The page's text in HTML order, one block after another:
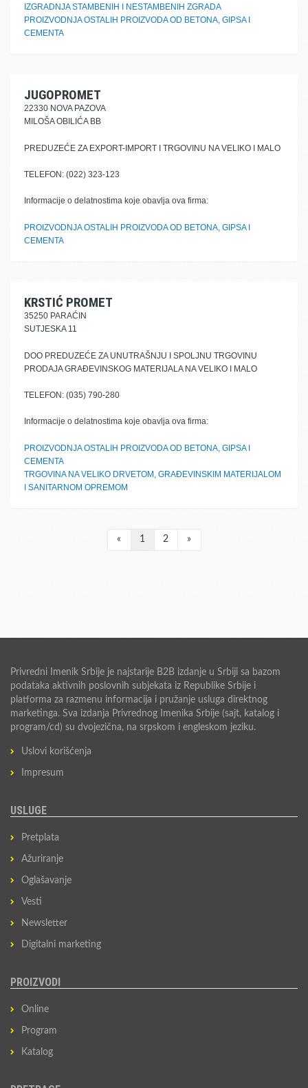
IZGRADNJA STAMBENIH I NESTAMBENIH ZGRADA
PROIZVODNJA OSTALIH PROIZVODA OD BETONA, GIPSA I
CEMENTA
JUGOPROMET
22330 NOVA PAZOVA
MILOŠA OBILIĆA BB
PREDUZEĆE ZA EXPORT-IMPORT I TRGOVINU NA VELIKO I MALO
TELEFON: (022) 323-123
Informacije o delatnostima koje obavlja ova firma:
PROIZVODNJA OSTALIH PROIZVODA OD BETONA, GIPSA I
CEMENTA
KRSTIĆ PROMET
35250 PARAĆIN
SUTJESKA 11
DOO PREDUZEĆE ZA UNUTRAŠNJU I SPOLJNU TRGOVINU
PRODAJA GRAĐEVINSKOG MATERIJALA NA VELIKO I MALO
TELEFON: (035) 790-280
Informacije o delatnostima koje obavlja ova firma:
PROIZVODNJA OSTALIH PROIZVODA OD BETONA, GIPSA I
CEMENTA
TRGOVINA NA VELIKO DRVETOM, GRAĐEVINSKIM MATERIJALOM
I SANITARNOM OPREMOM
« 1 2 »
Privredni Imenik Srbije je najstarije B2B izdanje u Srbiji sa bazom
podataka aktivnih poslovnih subjekata iz Republike Srbije i
platforma za razmenu informacija i pružanje usluga direktnog
marketinga. Sva izdanja Privrednog Imenika Srbije (sajt, katalog i
program/cd) su dvojezična, na srpskom i engleskom jeziku.
Uslovi korišćenja
Impresum
USLUGE
Pretplata
Ažuriranje
Oglašavanje
Vesti
Newsletter
Digitalni marketing
PROIZVODI
Online
Program
Katalog